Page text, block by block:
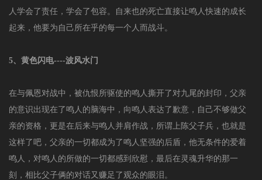
人学会了责任，学会了包容。自来也的死亡直接让鸣人快速的成长
起来，他要为自己所在乎的每一个人而战斗。
5、黄色闪电----波风水门
在与佩恩对战中，被仇恨所驱使的鸣人撕开了对九尾的封印，父亲
的意识出现在了鸣人的脑海中，向鸣人表达了歉意，自己不够做父
亲的资格，更是在后来与鸣人并肩作战，所谓上陈父子兵，也就是
这样了吧，父亲的一切都成为了鸣人坚强的后盾，他无条件的爱着
鸣人，对鸣人的所做的一切都感到欣慰，最后在灵魂升华的那一
刻，相比父子俩的对话又赚足了观众的眼泪。